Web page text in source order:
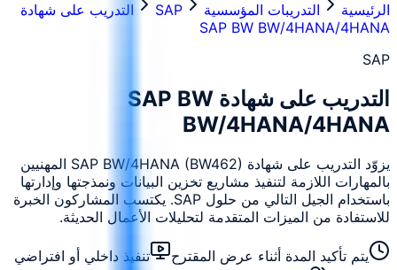
الرئيسية التدريبات المؤسسية SAP
التدريب على شهادة
SAP BW BW/4HANA/4HANA
SAP
التدريب على شهادة SAP BW
BW/4HANA/4HANA
يزوّد التدريب على شهادة SAP BW/4HANA (BW462) المهنيين
بالمهارات اللازمة لتنفيذ مشاريع تخزين البيانات ونمذجتها وإدارتها
باستخدام الجيل التالي من حلول SAP. يكتسب المشاركون الخبرة
للاستفادة من الميزات المتقدمة لتحليلات الأعمال الحديثة.
يتم تأكيد المدة أثناء عرض المقترح
تنفيذ داخلي أو افتراضي